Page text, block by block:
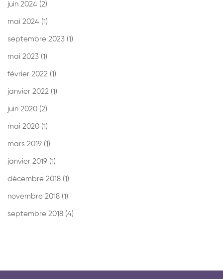
juin 2024 (2)
mai 2024 (1)
septembre 2023 (1)
mai 2023 (1)
février 2022 (1)
janvier 2022 (1)
juin 2020 (2)
mai 2020 (1)
mars 2019 (1)
janvier 2019 (1)
décembre 2018 (1)
novembre 2018 (1)
septembre 2018 (4)